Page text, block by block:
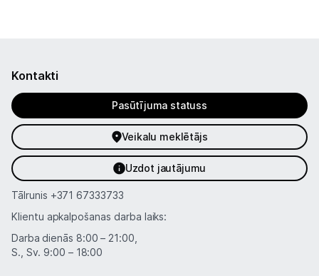
Kontakti
Pasūtījuma statuss
Veikalu meklētājs
Uzdot jautājumu
Tālrunis +371 67333733
Klientu apkalpošanas darba laiks:
Darba dienās 8:00 – 21:00,
S., Sv. 9:00 – 18:00